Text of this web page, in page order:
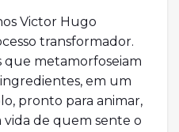
Victor Hugo
transformador.
que metamorfoseiam
em um
pronto para animar,
de quem sente o